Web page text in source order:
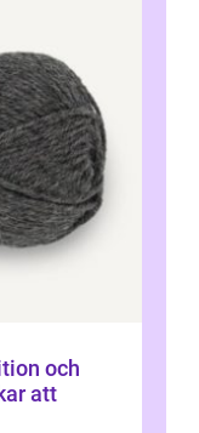
att